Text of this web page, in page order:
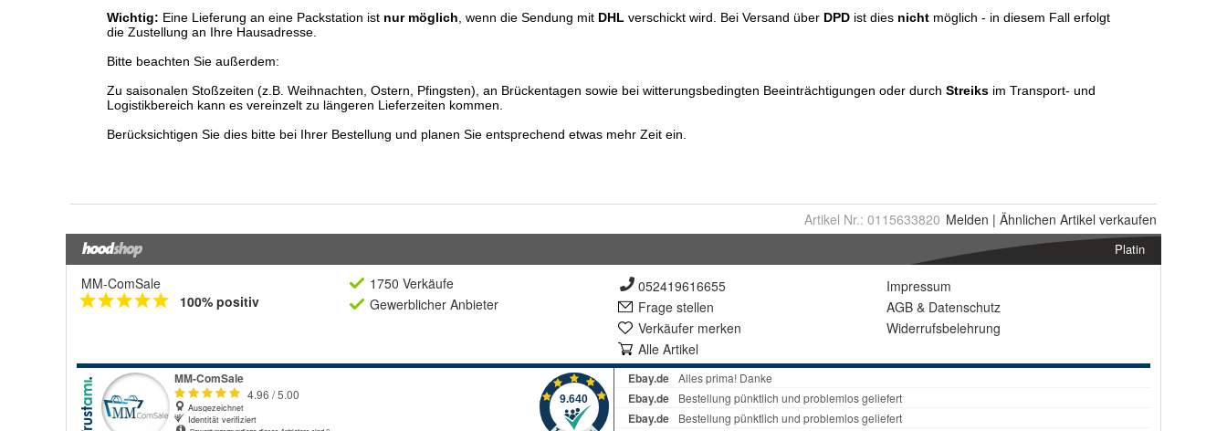
Artikel Nr.: 0115633820 Melden | Ähnlichen Artikel verkaufen
Platin
MM-ComSale
100% positiv
1750 Verkäufe
Gewerblicher Anbieter
052419616655
Frage stellen
Verkäufer merken
Alle Artikel
Impressum
AGB & Datenschutz
Widerrufsbelehrung